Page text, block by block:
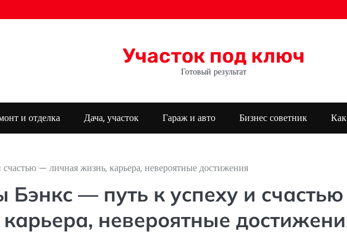
Участок под ключ
Готовый результат
и отделка Дача, участок Гараж и авто Бизнес советник
— личная жизнь, карьера, невероятные достижения
— путь к успеху и счастью
невероятные